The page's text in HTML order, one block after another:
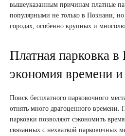
вышеуказанным причинам платные
популярными не только в Познани,
городах, особенно крупных и
Платная парковка
экономия времени и
Поиск бесплатного парковочного
отнять много драгоценного времени.
парковки позволяют сэкономить
связанных с нехваткой парковочных